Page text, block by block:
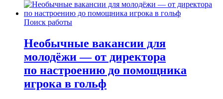
Поиск работы
Необычные вакансии для
молодёжи — от директора
по настроению до помощника
игрока в гольф